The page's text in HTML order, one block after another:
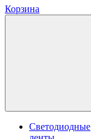
Корзина
Светодиодные